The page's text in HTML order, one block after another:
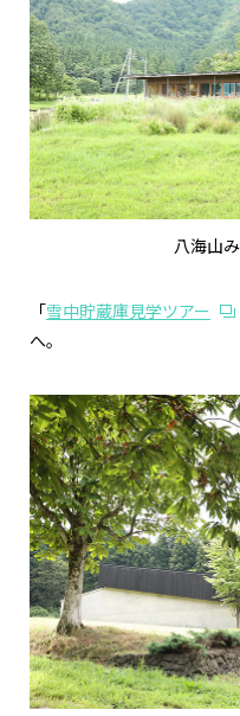
八海山
「 雪中貯蔵庫見学ツアー
へ。